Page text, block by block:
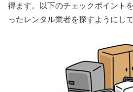
得ます。以下のチェックポイント
ったレンタル業者を探すようにし